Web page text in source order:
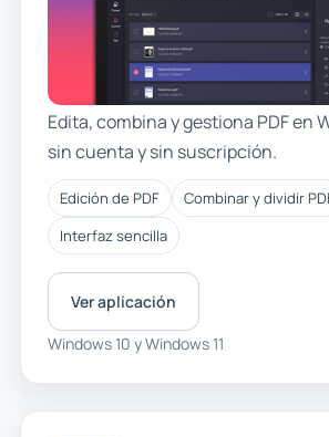
Edita, combina y gestiona PDF en
sin cuenta y sin suscripción.
Edición de PDF
Combinar y dividir
Interfaz sencilla
Ver aplicación
Windows 10 y Windows 11